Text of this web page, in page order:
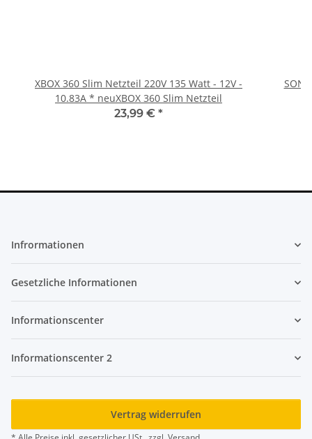
XBOX 360 Slim Netzteil 220V 135 Watt - 12V -
10.83A * neuXBOX 360 Slim Netzteil
23,99 € *
Infrormationen
Gesetzliche Informationen
Informationscenter
Informationscenter 2
Vertrag widerrufen